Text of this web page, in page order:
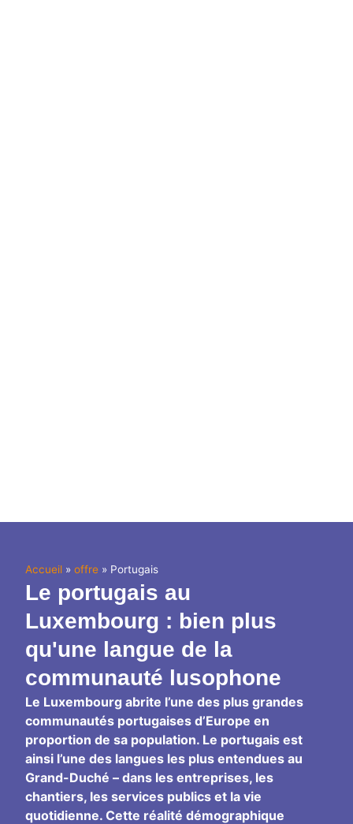
Accueil » offre » Portugais
Le portugais au
Luxembourg : bien plus
qu'une langue de la
communauté lusophone
Le Luxembourg abrite l’une des plus grandes
communautés portugaises d’Europe en
proportion de sa population. Le portugais est
ainsi l’une des langues les plus entendues au
Grand-Duché – dans les entreprises, les
chantiers, les services publics et la vie
quotidienne. Cette réalité démographique